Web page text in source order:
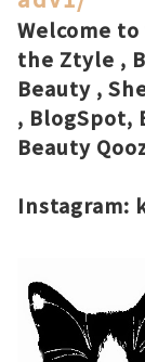
Welcome
the Ztyle ,
Beauty ,
, BlogSpot,
Beauty
Instagram: